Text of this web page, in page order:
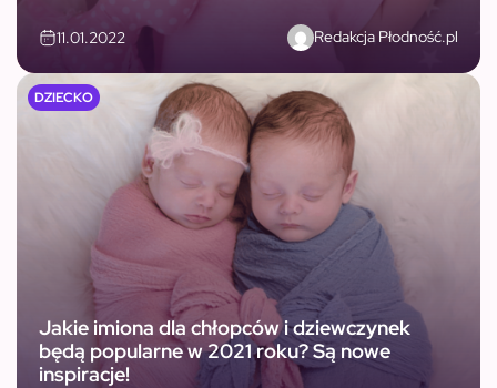
11.01.2022 Redakcja Płodność.pl
Jakie imiona dla chłopców i dziewczynek
będą popularne w 2021 roku? Są nowe
inspiracje!
DZIECKO